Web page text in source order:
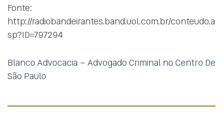
Fonte:
http://radiobandeirantes.band.uol.com.br/conteudo.a
sp?ID=797294
Blanco Advocacia – Advogado Criminal no Centro De
São Paulo